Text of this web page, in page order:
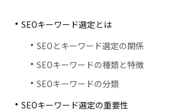
SEOキーワード選定とは
SEOとキーワード選定の関係
SEOキーワードの種類と特徴
SEOキーワードの分類
SEOキーワード選定の重要性